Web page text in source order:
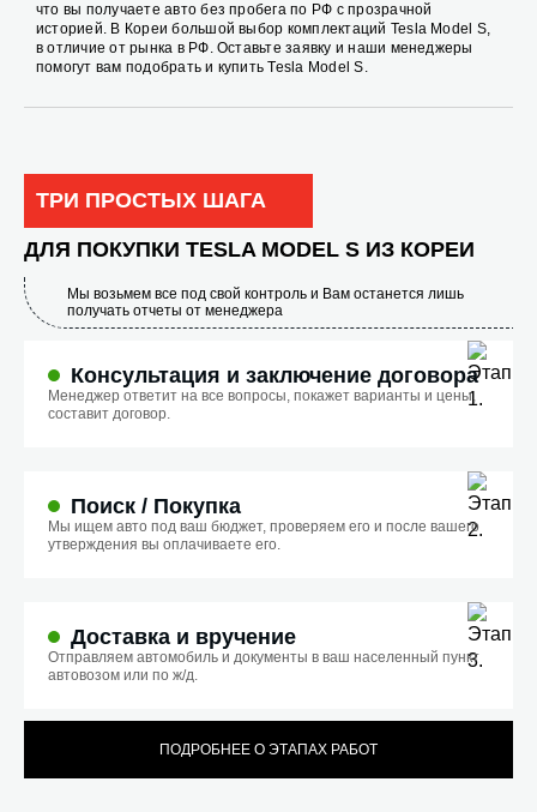
что вы получаете авто без пробега по РФ с прозрачной
историей. В Кореи большой выбор комплектаций Tesla Model S,
в отличие от рынка в РФ. Оставьте заявку и наши менеджеры
помогут вам подобрать и купить Tesla Model S.
ТРИ ПРОСТЫХ ШАГА
ДЛЯ ПОКУПКИ TESLA MODEL S ИЗ КОРЕИ
Мы возьмем все под свой контроль и Вам останется лишь
получать отчеты от менеджера
Консультация и заключение договора
Менеджер ответит на все вопросы, покажет варианты и цены,
составит договор.
Поиск / Покупка
Мы ищем авто под ваш бюджет, проверяем его и после вашего
утверждения вы оплачиваете его.
Доставка и вручение
Отправляем автомобиль и документы в ваш населенный пункт
автовозом или по ж/д.
ПОДРОБНЕЕ О ЭТАПАХ РАБОТ